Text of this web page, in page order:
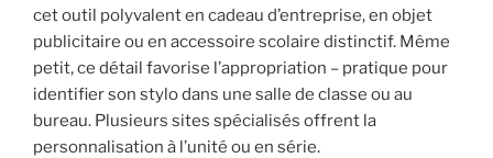
cet outil polyvalent en cadeau d’entreprise, en objet
publicitaire ou en accessoire scolaire distinctif. Même
petit, ce détail favorise l’appropriation – pratique pour
identifier son stylo dans une salle de classe ou au
bureau. Plusieurs sites spécialisés offrent la
personnalisation à l’unité ou en série.